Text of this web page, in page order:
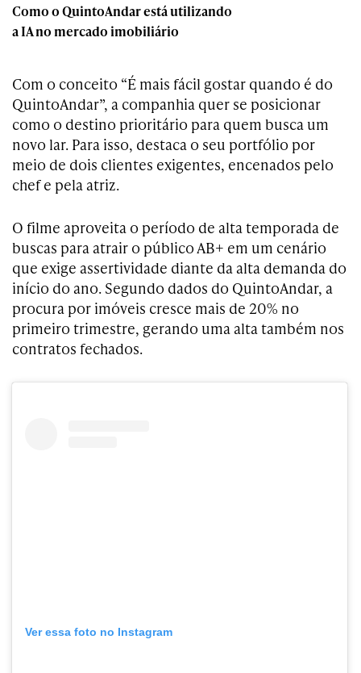
Como o QuintoAndar está utilizando
a IA no mercado imobiliário
Com o conceito “É mais fácil gostar quando é do
QuintoAndar”, a companhia quer se posicionar
como o destino prioritário para quem busca um
novo lar. Para isso, destaca o seu portfólio por
meio de dois clientes exigentes, encenados pelo
chef e pela atriz.
O filme aproveita o período de alta temporada de
buscas para atrair o público AB+ em um cenário
que exige assertividade diante da alta demanda do
início do ano. Segundo dados do QuintoAndar, a
procura por imóveis cresce mais de 20% no
primeiro trimestre, gerando uma alta também nos
contratos fechados.
Ver essa foto no Instagram